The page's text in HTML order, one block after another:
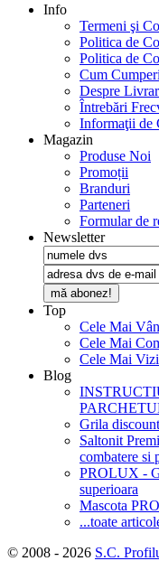
Info
Termeni şi
Politica de
Politica de
Cum
Despre
Întrebări
Informaţii de
Magazin
Produse Noi
Promoții
Branduri
Parteneri
Formular de
Newsletter
mă abonez!
Top
Cele Mai
Cele Mai
Cele Mai
Blog
Grila discount
Saltonit
combatere si
PROLUX -
superioara
Mascota
...toate
© 2008 - 2026 S.C.